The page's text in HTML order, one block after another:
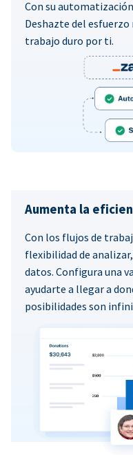
Con su
Deshazte del esfuerzo
trabajo duro por ti.
Aumenta la
Con los flujos de
flexibilidad de
datos. Configura una
ayudarte a llegar a
posibilidades son